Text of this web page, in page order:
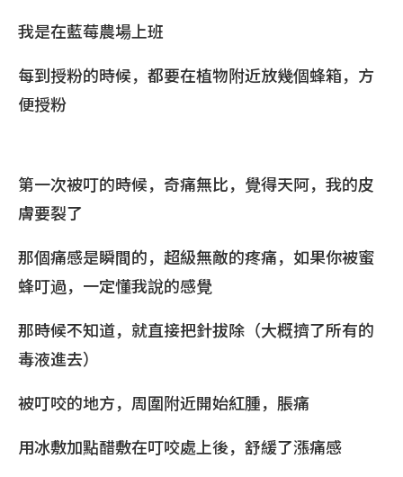
我是在藍莓農場上班
每到授粉的時候，都要在植物附近放幾個蜂箱，方
便授粉
第一次被叮的時候，奇痛無比，覺得天阿，我的皮
膚要裂了
那個痛感是瞬間的，超級無敵的疼痛，如果你被蜜
蜂叮過，一定懂我說的感覺
那時候不知道，就直接把針拔除（大概擠了所有的
毒液進去）
被叮咬的地方，周圍附近開始紅腫，脹痛
用冰敷加點醋敷在叮咬處上後，舒緩了漲痛感